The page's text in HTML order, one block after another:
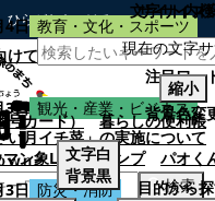
ひらがなをつける
検索
4日 教育・文化・スポーツ
けて：安東ウメ子さんとの思
3日 観光・産業・ビジネス
い月イチ菜」の実施について
3日 防災・消防
サイト内
注目ワー
号カード）
暮らしの便利帳
ン象LINEスタンプ
パオく
目的から
文字サイズ
現在の文字
縮小
背景色変
文字白
背景黒